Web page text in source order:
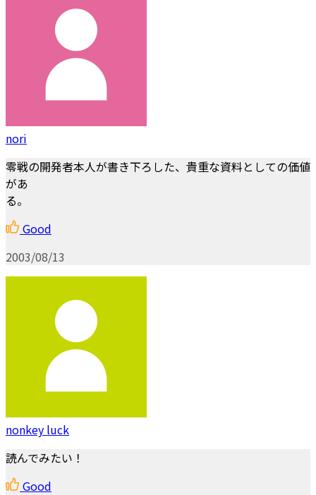
nori
零戦の開発者本人が書き下ろした、貴重な資料としての価値
があ
る。
Good
2003/08/13
nonkey luck
読んでみたい！
Good